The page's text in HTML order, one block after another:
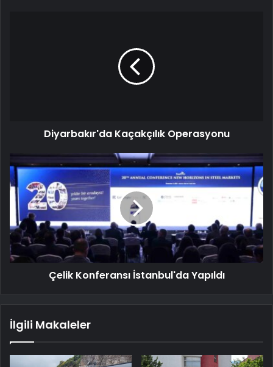
Diyarbakır'da Kaçakçılık Operasyonu
Çelik Konferansı İstanbul'da Yapıldı
İlgili Makaleler